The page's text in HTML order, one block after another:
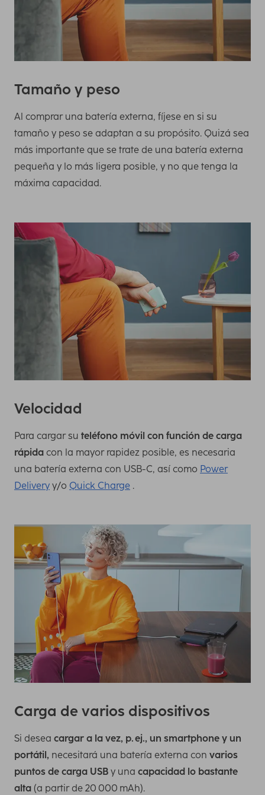
Tamaño y peso
Al comprar una batería externa, fíjese en si su
tamaño y peso se adaptan a su propósito. Quizá sea
más importante que se trate de una batería externa
pequeña y lo más ligera posible, y no que tenga la
máxima capacidad.
Velocidad
Para cargar su teléfono móvil con función de carga
rápida con la mayor rapidez posible, es necesaria
una batería externa con USB-C, así como Power
Delivery y/o Quick Charge .
Carga de varios dispositivos
Si desea cargar a la vez, p. ej., un smartphone y un
portátil, necesitará una batería externa con varios
puntos de carga USB y una capacidad lo bastante
alta (a partir de 20 000 mAh).